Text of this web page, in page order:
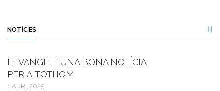
NOTÍCIES
L’EVANGELI: UNA BONA NOTÍCIA
PER A TOTHOM
1 ABR., 2025